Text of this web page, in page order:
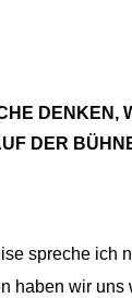
DENKEN,
DER
spreche ich
haben wir